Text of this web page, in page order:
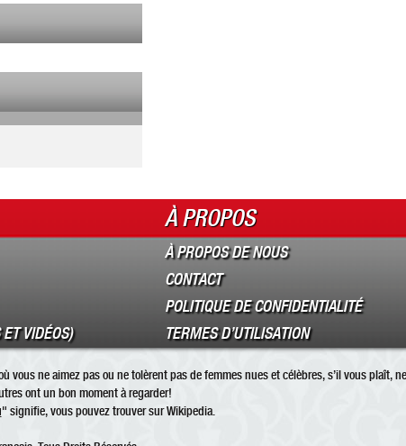
VIDÉOS)
À PROPOS
À PROPOS DE NOUS
CONTACT
POLITIQUE DE CONFIDENTIALITÉ
TERMES D’UTILISATION
ne aimez pas ou ne tolèrent pas de femmes nues et célèbres, s’il vous plaît,
ont un bon moment à regarder!
" signifie, vous pouvez trouver sur Wikipedia.